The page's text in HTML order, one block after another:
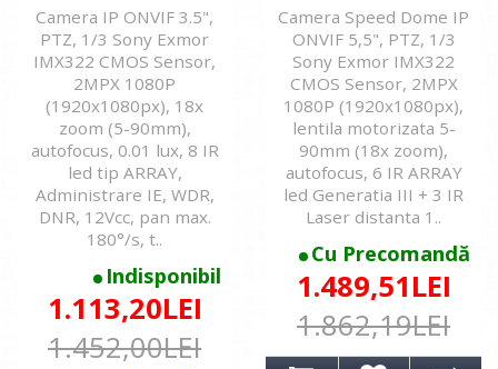
Camera IP ONVIF 3.5",
PTZ, 1/3 Sony Exmor
IMX322 CMOS Sensor,
2MPX 1080P
(1920x1080px), 18x
zoom (5-90mm),
autofocus, 0.01 lux, 8 IR
led tip ARRAY,
Administrare IE, WDR,
DNR, 12Vcc, pan max.
180°/s, t..
Indisponibil
1.113,20LEI
1.452,00LEI
Camera Speed Dome IP
ONVIF 5,5", PTZ, 1/3
Sony Exmor IMX322
CMOS Sensor, 2MPX
1080P (1920x1080px),
lentila motorizata 5-
90mm (18x zoom),
autofocus, 6 IR ARRAY
led Generatia III + 3 IR
Laser distanta 1..
Cu Precomandă
1.489,51LEI
1.862,19LEI